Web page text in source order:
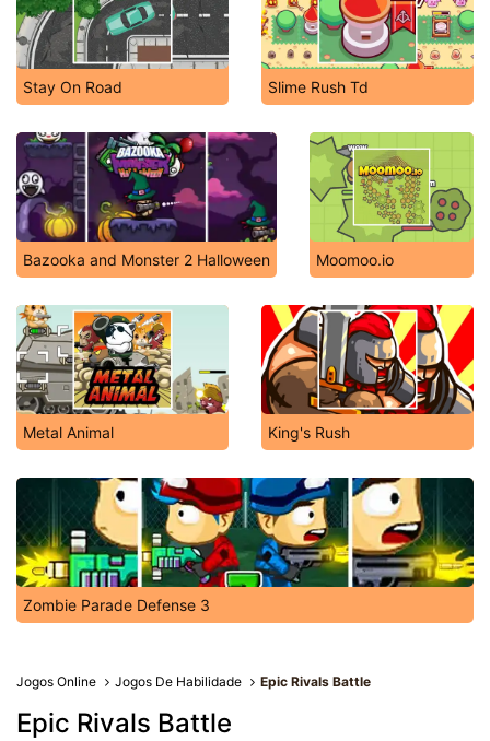
Stay On Road Slime Rush Td
Bazooka and Monster 2 Halloween Moomoo.io
Metal Animal King's Rush
Zombie Parade Defense 3
Jogos Online Jogos De Habilidade Epic Rivals Battle
Epic Rivals Battle